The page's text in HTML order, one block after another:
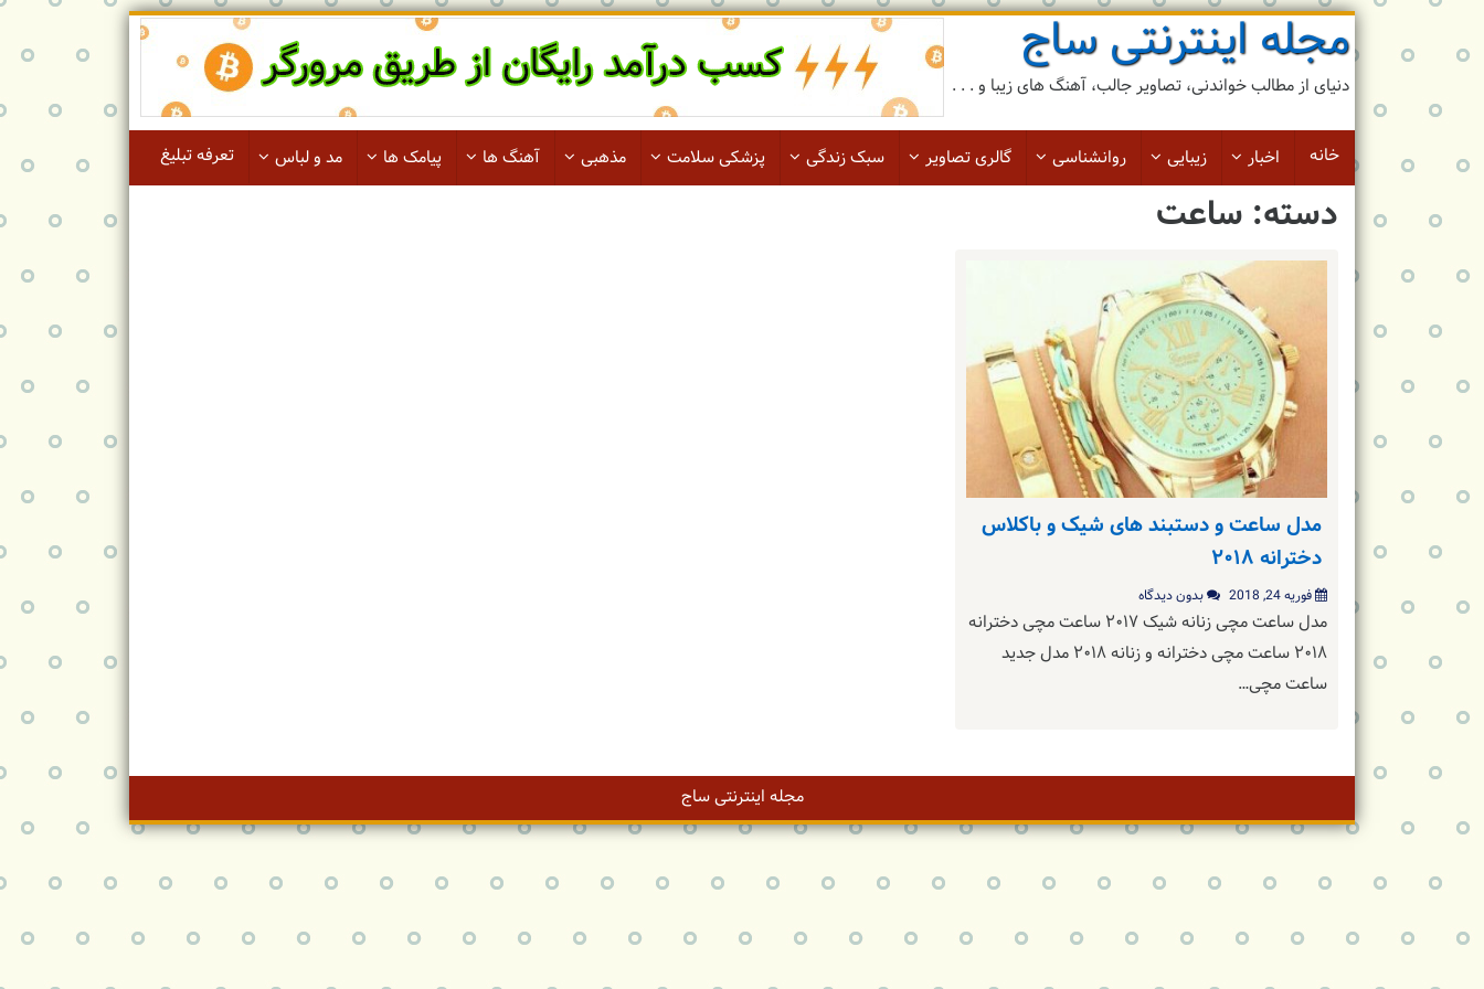
رد
کردن
رفتن
مطلب
مجله اینترنتی ساج
دنیای از مطالب خواندنی، تصاویر جالب، آهنگ های زیبا و . . .
خانه اخبار زیبایی روانشناسی گالری تصاویر سبک زندگی پزشکی سلامت مذهبی آهنگ ها پیامک ها مد و لباس تعرفه تبلیغ
دسته: ساعت
مدل ساعت و دستبند های شیک و باکلاس
دخترانه ۲۰۱۸
فوریه 24, 2018 بدون دیدگاه
مدل ساعت مچی زنانه شیک ۲۰۱۷ ساعت مچی دخترانه
۲۰۱۸ ساعت مچی دخترانه و زنانه ۲۰۱۸ مدل جدید
ساعت مچی…
مجله اینترنتی ساج